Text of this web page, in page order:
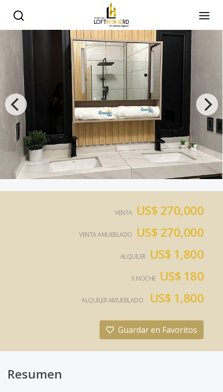
VENTA US$ 270,000
VENTA AMUEBLADO US$ 270,000
ALQUILER US$ 1,800
X NOCHE US$ 180
ALQUILER AMUEBLADO US$ 1,800
Guardar en Favoritos
Resumen